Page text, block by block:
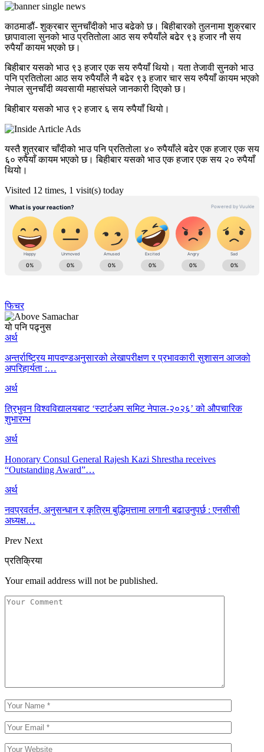
काठमाडौं- शुक्रबार सुनचाँदीको भाउ बढेको छ। बिहीबारको तुलनामा शुक्रबार
छापावाला सुनको भाउ प्रतितोला आठ सय रुपैयाँले बढेर ९३ हजार नौ सय
रुपैयाँ कायम भएको छ।
बिहीबार यसको भाउ ९३ हजार एक सय रुपैयाँ थियो। यता तेजावी सुनको भाउ
पनि प्रतितोला आठ सय रुपैयाँले नै बढेर ९३ हजार चार सय रुपैयाँ कायम भएको
नेपाल सुनचाँदी व्यवसायी महासंघले जानकारी दिएको छ।
बिहीबार यसको भाउ ९२ हजार ६ सय रुपैयाँ थियो।
यस्तै शुत्रबार चाँदीको भाउ पनि प्रतितोला ४० रुपैयाँले बढेर एक हजार एक सय
६० रुपैयाँ कायम भएको छ। बिहीबार यसको भाउ एक हजार एक सय २० रुपैयाँ
थियो।
Visited 12 times, 1 visit(s) today
फिचर
यो पनि पढ्नुस
अर्थ
अन्तर्राष्ट्रिय मापदण्डअनुसारको लेखापरीक्षण र प्रभावकारी सुशासन आजको
अपरिहार्यता :…
अर्थ
त्रिभुवन विश्वविद्यालयबाट ‘स्टार्टअप समिट नेपाल-२०२६’ को औपचारिक
शुभारम्भ
अर्थ
Honorary Consul General Rajesh Kazi Shrestha receives
“Outstanding Award”…
अर्थ
नवप्रवर्तन, अनुसन्धान र कृत्रिम बुद्धिमत्तामा लगानी बढाउनुपर्छ : एनसीसी
अध्यक्ष…
Prev Next
प्रतिक्रिया
Your email address will not be published.